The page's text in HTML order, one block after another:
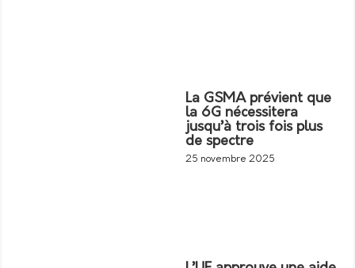
La GSMA prévient que
la 6G nécessitera
jusqu’à trois fois plus
de spectre
25 novembre 2025